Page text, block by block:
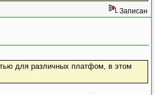
Записан
для различных платфом, в этом